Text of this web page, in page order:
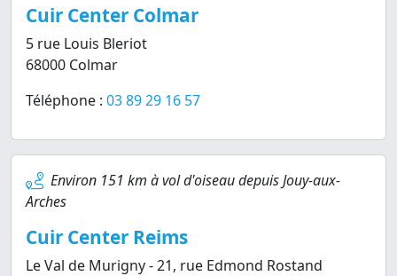
Cuir Center Colmar
5 rue Louis Bleriot
68000 Colmar
Téléphone : 03 89 29 16 57
Environ 151 km à vol d'oiseau depuis Jouy-aux-
Arches
Cuir Center Reims
Le Val de Murigny - 21, rue Edmond Rostand